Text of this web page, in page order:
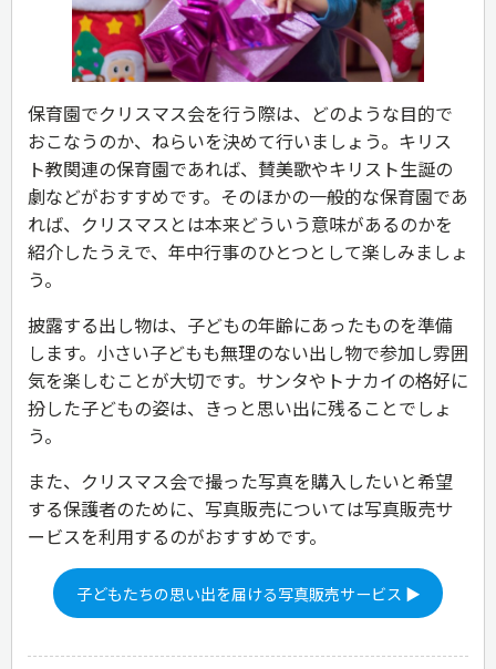
保育園でクリスマス会を行う際は、どのような目的で
おこなうのか、ねらいを決めて行いましょう。キリス
ト教関連の保育園であれば、賛美歌やキリスト生誕の
劇などがおすすめです。そのほかの一般的な保育園であ
れば、クリスマスとは本来どういう意味があるのかを
紹介したうえで、年中行事のひとつとして楽しみましょ
う。
披露する出し物は、子どもの年齢にあったものを準備
します。小さい子どもも無理のない出し物で参加し雰囲
気を楽しむことが大切です。サンタやトナカイの格好に
扮した子どもの姿は、きっと思い出に残ることでしょ
う。
また、クリスマス会で撮った写真を購入したいと希望
する保護者のために、写真販売については写真販売サ
ービスを利用するのがおすすめです。
子どもたちの思い出を届ける写真販売サービス ▶